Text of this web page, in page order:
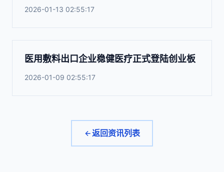
2026-01-13 02:55:17
医用敷料出口企业稳健医疗正式登陆创业板
2026-01-09 02:55:17
返回资讯列表